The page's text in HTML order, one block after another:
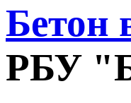
Бетон
РБУ